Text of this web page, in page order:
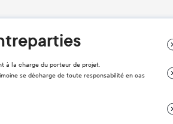
à la charge du porteur de projet.
se décharge de toute responsabilité en cas